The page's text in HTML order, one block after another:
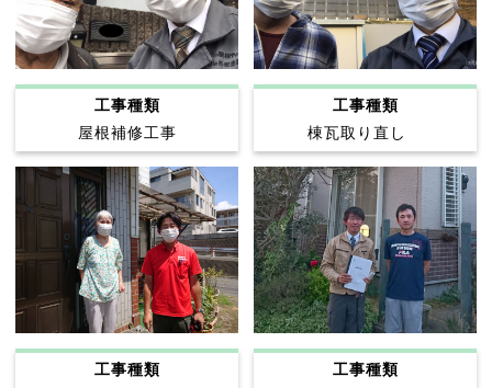
工事種類
屋根補修工事
工事種類
棟瓦取り直し
工事種類
工事種類